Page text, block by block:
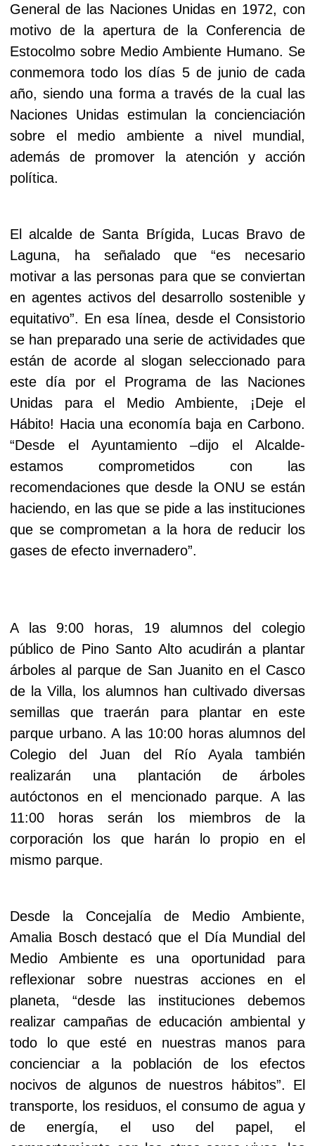
General de las Naciones Unidas en 1972, con
motivo de la apertura de la Conferencia de
Estocolmo sobre Medio Ambiente Humano. Se
conmemora todo los días 5 de junio de cada
año, siendo una forma a través de la cual las
Naciones Unidas estimulan la concienciación
sobre el medio ambiente a nivel mundial,
además de promover la atención y acción
política.
El alcalde de Santa Brígida, Lucas Bravo de
Laguna, ha señalado que “es necesario
motivar a las personas para que se conviertan
en agentes activos del desarrollo sostenible y
equitativo”. En esa línea, desde el Consistorio
se han preparado una serie de actividades que
están de acorde al slogan seleccionado para
este día por el Programa de las Naciones
Unidas para el Medio Ambiente, ¡Deje el
Hábito! Hacia una economía baja en Carbono.
“Desde el Ayuntamiento –dijo el Alcalde-
estamos comprometidos con las
recomendaciones que desde la ONU se están
haciendo, en las que se pide a las instituciones
que se comprometan a la hora de reducir los
gases de efecto invernadero”.
A las 9:00 horas, 19 alumnos del colegio
público de Pino Santo Alto acudirán a plantar
árboles al parque de San Juanito en el Casco
de la Villa, los alumnos han cultivado diversas
semillas que traerán para plantar en este
parque urbano. A las 10:00 horas alumnos del
Colegio del Juan del Río Ayala también
realizarán una plantación de árboles
autóctonos en el mencionado parque. A las
11:00 horas serán los miembros de la
corporación los que harán lo propio en el
mismo parque.
Desde la Concejalía de Medio Ambiente,
Amalia Bosch destacó que el Día Mundial del
Medio Ambiente es una oportunidad para
reflexionar sobre nuestras acciones en el
planeta, “desde las instituciones debemos
realizar campañas de educación ambiental y
todo lo que esté en nuestras manos para
concienciar a la población de los efectos
nocivos de algunos de nuestros hábitos”. El
transporte, los residuos, el consumo de agua y
de energía, el uso del papel, el